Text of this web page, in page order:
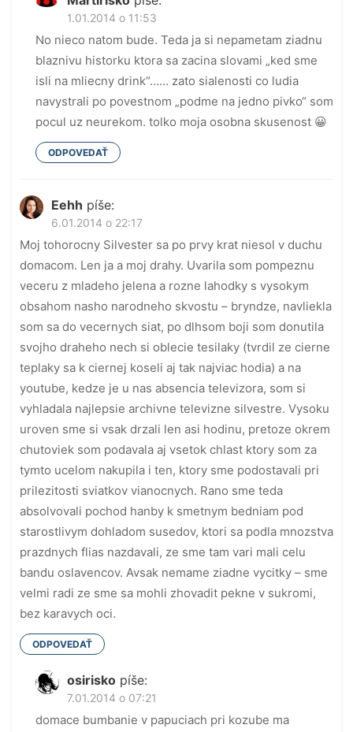
1.01.2014 o 11:53
No nieco natom bude. Teda ja si nepametam ziadnu
blaznivu historku ktora sa zacina slovami „ked sme
isli na mliecny drink“…… zato sialenosti co ludia
navystrali po povestnom „podme na jedno pivko“ som
pocul uz neurekom. tolko moja osobna skusenost 😀
ODPOVEDAŤ
Eehh píše:
6.01.2014 o 22:17
Moj tohorocny Silvester sa po prvy krat niesol v duchu
domacom. Len ja a moj drahy. Uvarila som pompeznu
veceru z mladeho jelena a rozne lahodky s vysokym
obsahom nasho narodneho skvostu – bryndze, navliekla
som sa do vecernych siat, po dlhsom boji som donutila
svojho draheho nech si oblecie tesilaky (tvrdil ze cierne
teplaky sa k ciernej koseli aj tak najviac hodia) a na
youtube, kedze je u nas absencia televizora, som si
vyhladala najlepsie archivne televizne silvestre. Vysoku
uroven sme si vsak drzali len asi hodinu, pretoze okrem
chutoviek som podavala aj vsetok chlast ktory som za
tymto ucelom nakupila i ten, ktory sme podostavali pri
prilezitosti sviatkov vianocnych. Rano sme teda
absolvovali pochod hanby k smetnym bedniam pod
starostlivym dohladom susedov, ktori sa podla mnozstva
prazdnych flias nazdavali, ze sme tam vari mali celu
bandu oslavencov. Avsak nemame ziadne vycitky – sme
velmi radi ze sme sa mohli zhovadit pekne v sukromi,
bez karavych oci.
ODPOVEDAŤ
osirisko píše:
7.01.2014 o 07:21
domace bumbanie v papuciach pri kozube ma